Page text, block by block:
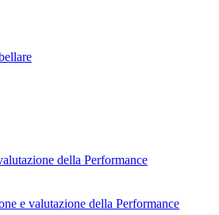
della Performance
e valutazione della Performance